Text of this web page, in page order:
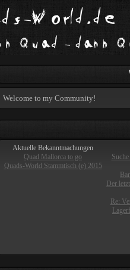
Welcome to my Community!
Aktuelle Bekanntmachungen
Quad Mallorca to go
Quads-World Stammtisch (e) 2015
Der
Re: